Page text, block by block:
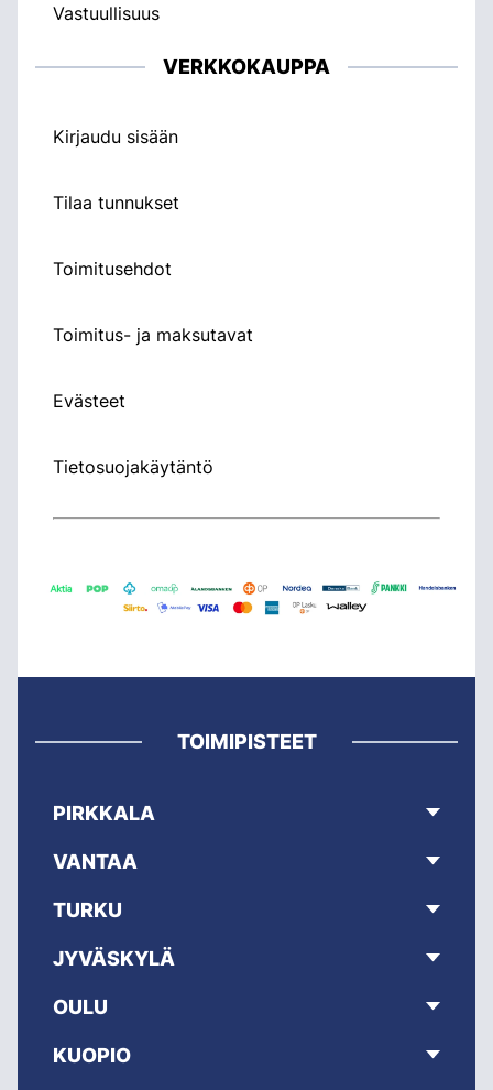
Vastuullisuus
VERKKOKAUPPA
Kirjaudu sisään
Tilaa tunnukset
Toimitusehdot
Toimitus- ja maksutavat
Evästeet
Tietosuojakäytäntö
TOIMIPISTEET
PIRKKALA
VANTAA
TURKU
JYVÄSKYLÄ
OULU
KUOPIO